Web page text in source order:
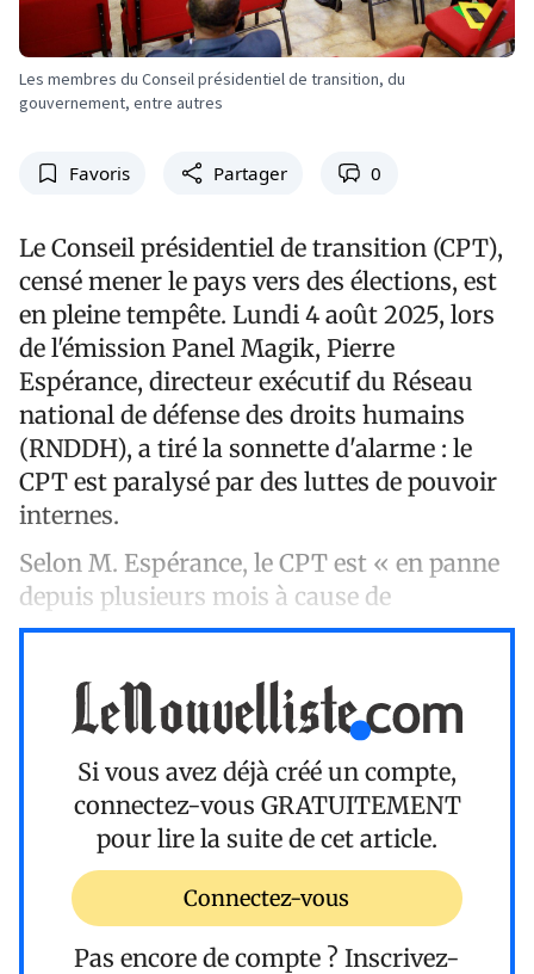
Les membres du Conseil présidentiel de transition, du
gouvernement, entre autres
Favoris Partager 0
Le Conseil présidentiel de transition (CPT),
censé mener le pays vers des élections, est
en pleine tempête. Lundi 4 août 2025, lors
de l'émission Panel Magik, Pierre
Espérance, directeur exécutif du Réseau
national de défense des droits humains
(RNDDH), a tiré la sonnette d'alarme : le
CPT est paralysé par des luttes de pouvoir
internes.
Selon M. Espérance, le CPT est « en panne
depuis plusieurs mois à cause de
Si vous avez déjà créé un compte,
connectez-vous GRATUITEMENT
pour lire la suite de cet article.
Connectez-vous
Pas encore de compte ? Inscrivez-